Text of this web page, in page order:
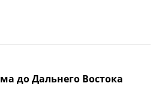
до Дальнего Востока